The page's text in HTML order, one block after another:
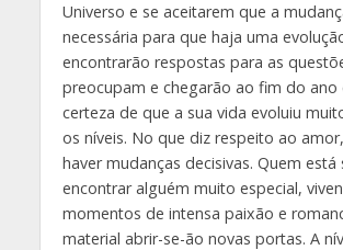
Universo e se aceitarem que a
necessária para que haja uma
encontrarão respostas para as
preocupam e chegarão ao fim do ano
certeza de que a sua vida evoluiu
os níveis. No que diz respeito ao
haver mudanças decisivas. Quem
encontrar alguém muito especial,
momentos de intensa paixão e
material abrir-se-ão novas portas. A